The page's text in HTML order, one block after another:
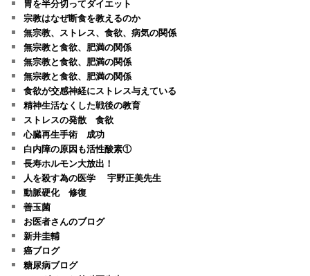
胃を半分切ってダイエット
宗教はなぜ断食を教えるのか
無宗教、ストレス、食欲、病気の関係
無宗教と食欲、肥満の関係
無宗教と食欲、肥満の関係
無宗教と食欲、肥満の関係
食欲が交感神経にストレス与えている
精神生活なくした戦後の教育
ストレスの発散 食欲
心臓再生手術 成功
白内障の原因も活性酸素①
長寿ホルモン大放出！
人を殺す為の医学 宇野正美先生
動脈硬化 修復
善玉菌
お医者さんのブログ
新井圭輔
癌ブログ
糖尿病ブログ